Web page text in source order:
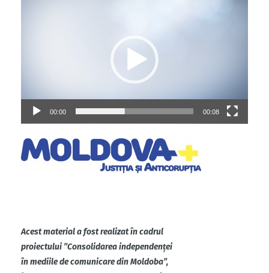
00:00 00:08
Acest material a fost realizat în cadrul
proiectului ”Consolidarea independenței
în mediile de comunicare din Moldoba”,